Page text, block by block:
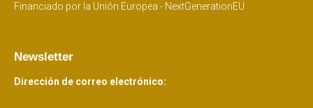
Financiado por la Unión Europea - NextGenerationEU
Newsletter
Dirección de correo electrónico: